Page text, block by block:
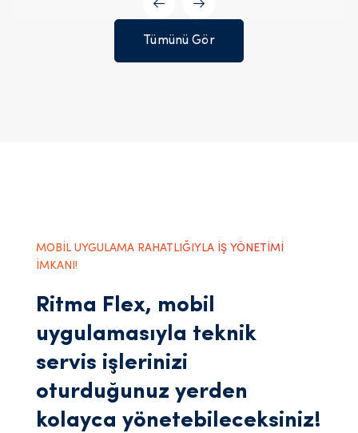
Tümünü Gör
MOBİL UYGULAMA RAHATLIĞIYLA İŞ YÖNETİMİ
İMKANI!
Ritma Flex, mobil
uygulamasıyla teknik
servis işlerinizi
oturduğunuz yerden
kolayca yönetebileceksiniz!